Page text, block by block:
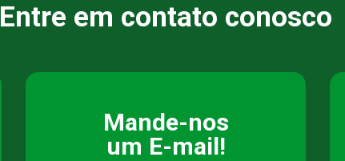
Entre em contato conosco
Mande-nos
um E-mail!